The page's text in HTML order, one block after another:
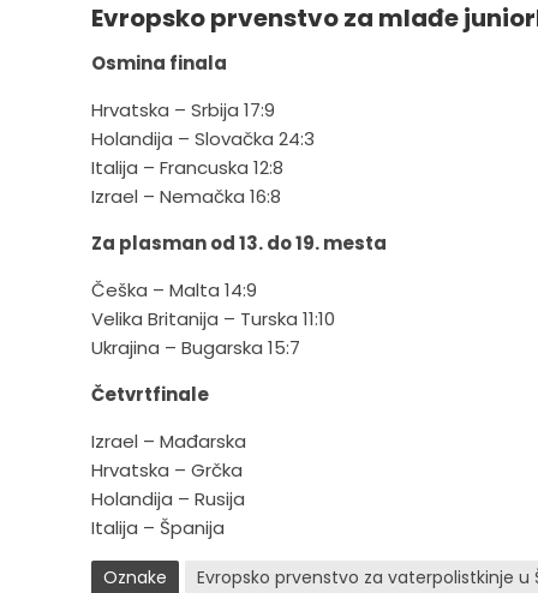
Evropsko prvenstvo za mlađe
Osmina finala
Hrvatska – Srbija 17:9
Holandija – Slovačka 24:3
Italija – Francuska 12:8
Izrael – Nemačka 16:8
Za plasman od 13. do 19. mesta
Češka – Malta 14:9
Velika Britanija – Turska 11:10
Ukrajina – Bugarska 15:7
Četvrtfinale
Izrael – Mađarska
Hrvatska – Grčka
Holandija – Rusija
Italija – Španija
Oznake Evropsko prvenstvo za vaterpolistkinje u